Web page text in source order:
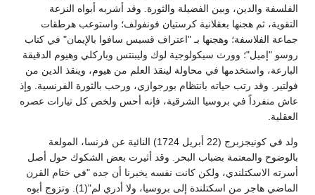
الفلسفة والدين، وبين الفضيلة والثورة. وقد أشربه أبواه النزعة
التقوية، ثم هجنها بعقلانية كرستيان فونفولف؛ واستوعب هرطقات
جماعة الفلاسفة؛ وهجنها بـ "اعتراف قسيس سافوا بالإيمان" في كتاب
روسو "إميل"؛ وورث سيكولوجية لوك وليبنتس وباركلي وهيوم الدقيقة
البارعة، واستخدمها في محاولة لينقذ العلم من هيوم، وينقذ الدين من
فولتير. وقد رتب حياته بانتظام بورجوازي، ورحب بالثورة الفرنسية. وإذ
عاش منفرداً في بروسيا الشرقية، فإنه أحس ولخص كل تيارات عصره
العقلية.
ولد في كونيجزبرج (22 أبريل 1724) النائية عن فرنسا، المولعة
بالوضوح والمعتمة بضباب البحر. وقد أثيرت بعض الشكوك حول أصل
أسرته الاسكتلندي، ولكن كانت نفسه يخبرنا أن جده "في ختام القرن
الماضي هاجر من اسكتلندة إلى بروسيا، ولا أدري لم"(1). وتزوج أبوه